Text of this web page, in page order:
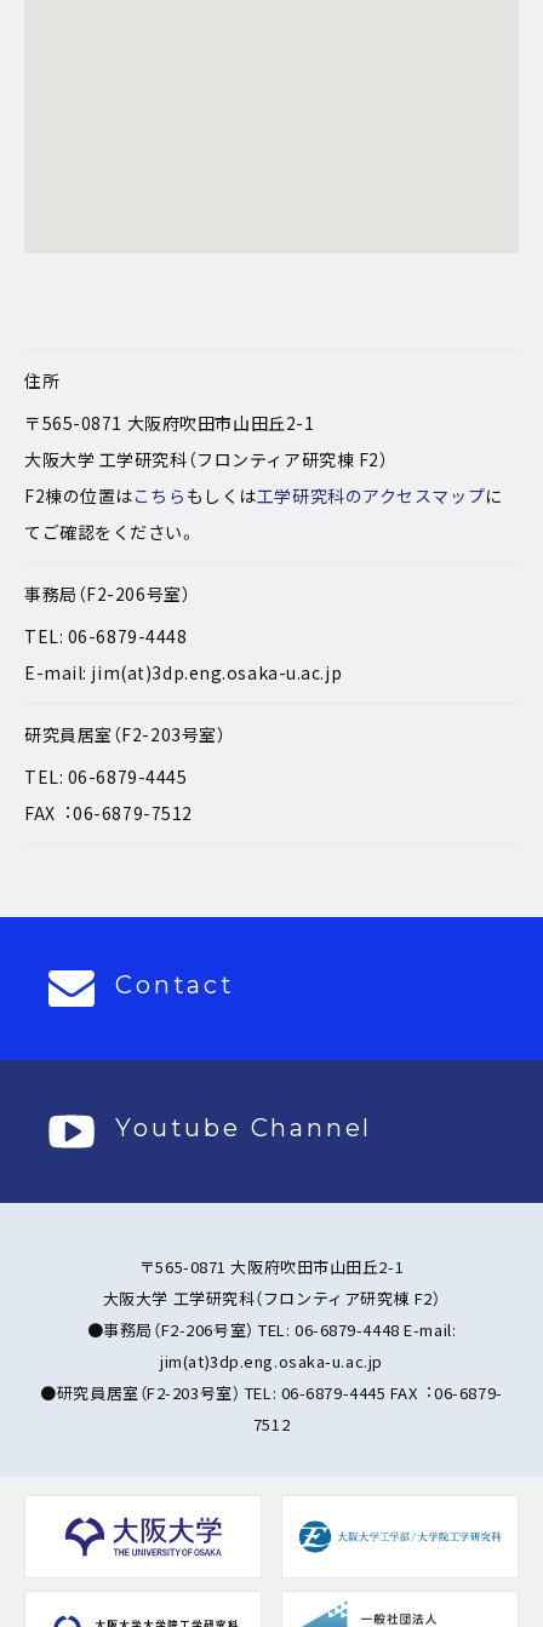
住所
〒565-0871 大阪府吹田市山田丘2-1
大阪大学 工学研究科（フロンティア研究棟 F2）
F2棟の位置はこちら もしくは工学研究科のアクセスマップに
てご確認をください。
事務局（F2-206号室）
TEL: 06-6879-4448
E-mail: jim(at)3dp.eng.osaka-u.ac.jp
研究員居室（F2-203号室）
TEL: 06-6879-4445
FAX︓06-6879-7512
Contact
Youtube Channel
〒565-0871 ⼤阪府吹⽥市⼭⽥丘2-1
⼤阪⼤学 ⼯学研究科（フロンティア研究棟 F2）
●事務局（F2-206号室） TEL: 06-6879-4448 E-mail:
jim(at)3dp.eng.osaka-u.ac.jp
●研究員居室（F2-203号室） TEL: 06-6879-4445 FAX︓06-6879-
7512